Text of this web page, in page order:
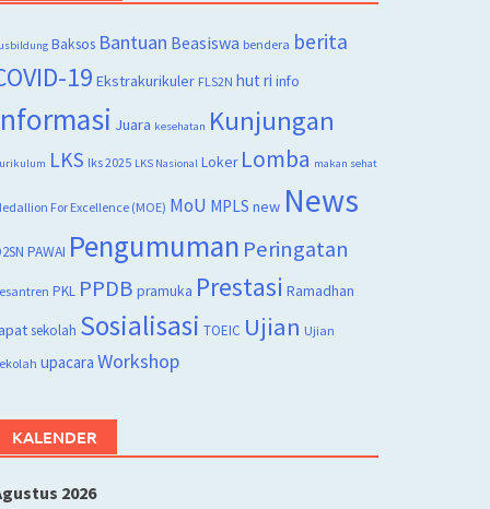
Baksos Bantuan Beasiswa bendera berita
19 Ekstrakurikuler FLS2N hut ri info
Juara kesehatan Kunjungan
LKS lks 2025 LKS Nasional Loker Lomba makan sehat
For Excellence (MOE) MoU MPLS new News
PAWAI Pengumuman Peringatan
PKL PPDB pramuka Prestasi Ramadhan
sekolah Sosialisasi TOEIC Ujian Ujian
upacara Workshop
KALENDER
2026